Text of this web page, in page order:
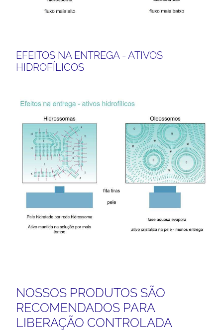
EFEITOS NA ENTREGA - ATIVOS
HIDROFÍLICOS
NOSSOS PRODUTOS SÃO
RECOMENDADOS PARA
LIBERAÇÃO CONTROLADA